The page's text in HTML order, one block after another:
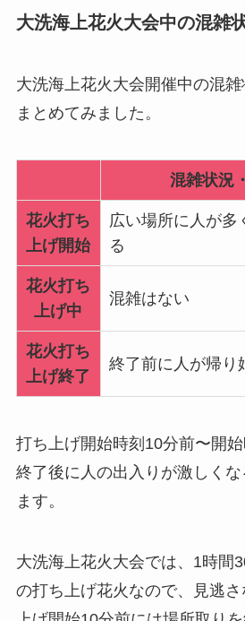
大洗海上花火大会中の混雑
大洗海上花火大会開催中の混
まとめてみました。
混雑状況
花火打ち
上げ開始
広い場所に人が多
る
花火打ち
上げ中
混雑はない
花火打ち
上げ終了
終了前に人が帰り
打ち上げ開始時刻10分前〜開
終了後に人の出入りが激しく
ます。
大洗海上花火大会では、1時間
の打ち上げ花火なので、見逃